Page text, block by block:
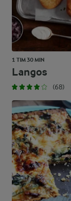
1 TIM 30 MIN
Langos
(68)